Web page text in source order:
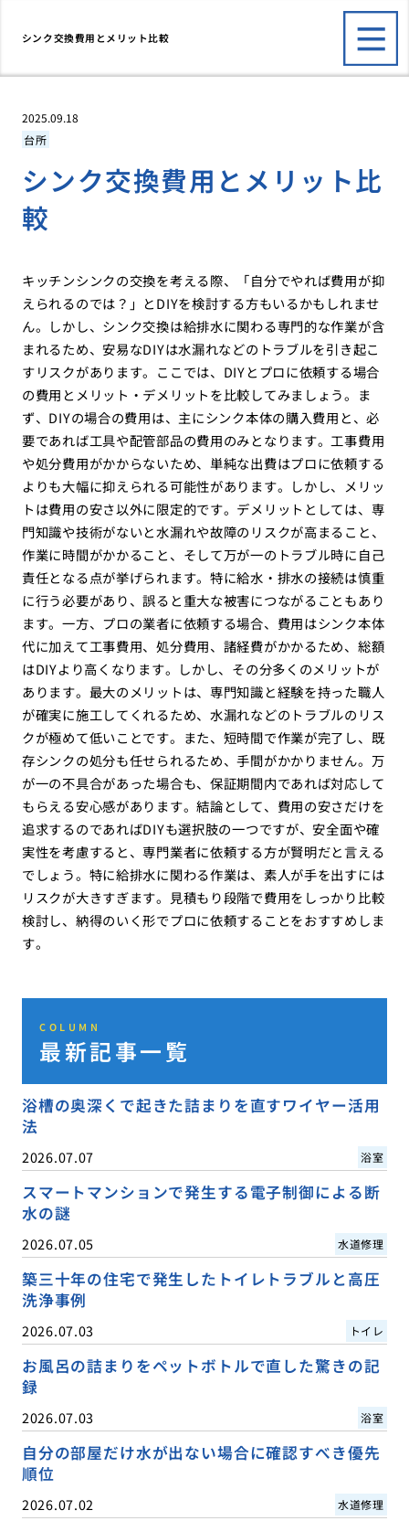
シンク交換費用とメリット比較
2025.09.18
台所
シンク交換費用とメリット比
較
キッチンシンクの交換を考える際、「自分でやれば費用が抑
えられるのでは？」とDIYを検討する方もいるかもしれませ
ん。しかし、シンク交換は給排水に関わる専門的な作業が含
まれるため、安易なDIYは水漏れなどのトラブルを引き起こ
すリスクがあります。ここでは、DIYとプロに依頼する場合
の費用とメリット・デメリットを比較してみましょう。ま
ず、DIYの場合の費用は、主にシンク本体の購入費用と、必
要であれば工具や配管部品の費用のみとなります。工事費用
や処分費用がかからないため、単純な出費はプロに依頼する
よりも大幅に抑えられる可能性があります。しかし、メリッ
トは費用の安さ以外に限定的です。デメリットとしては、専
門知識や技術がないと水漏れや故障のリスクが高まること、
作業に時間がかかること、そして万が一のトラブル時に自己
責任となる点が挙げられます。特に給水・排水の接続は慎重
に行う必要があり、誤ると重大な被害につながることもあり
ます。一方、プロの業者に依頼する場合、費用はシンク本体
代に加えて工事費用、処分費用、諸経費がかかるため、総額
はDIYより高くなります。しかし、その分多くのメリットが
あります。最大のメリットは、専門知識と経験を持った職人
が確実に施工してくれるため、水漏れなどのトラブルのリス
クが極めて低いことです。また、短時間で作業が完了し、既
存シンクの処分も任せられるため、手間がかかりません。万
が一の不具合があった場合も、保証期間内であれば対応して
もらえる安心感があります。結論として、費用の安さだけを
追求するのであればDIYも選択肢の一つですが、安全面や確
実性を考慮すると、専門業者に依頼する方が賢明だと言える
でしょう。特に給排水に関わる作業は、素人が手を出すには
リスクが大きすぎます。見積もり段階で費用をしっかり比較
検討し、納得のいく形でプロに依頼することをおすすめしま
す。
COLUMN
最新記事一覧
浴槽の奥深くで起きた詰まりを直すワイヤー活用
法
2026.07.07 浴室
スマートマンションで発生する電子制御による断
水の謎
2026.07.05 水道修理
築三十年の住宅で発生したトイレトラブルと高圧
洗浄事例
2026.07.03 トイレ
お風呂の詰まりをペットボトルで直した驚きの記
録
2026.07.03 浴室
自分の部屋だけ水が出ない場合に確認すべき優先
順位
2026.07.02 水道修理